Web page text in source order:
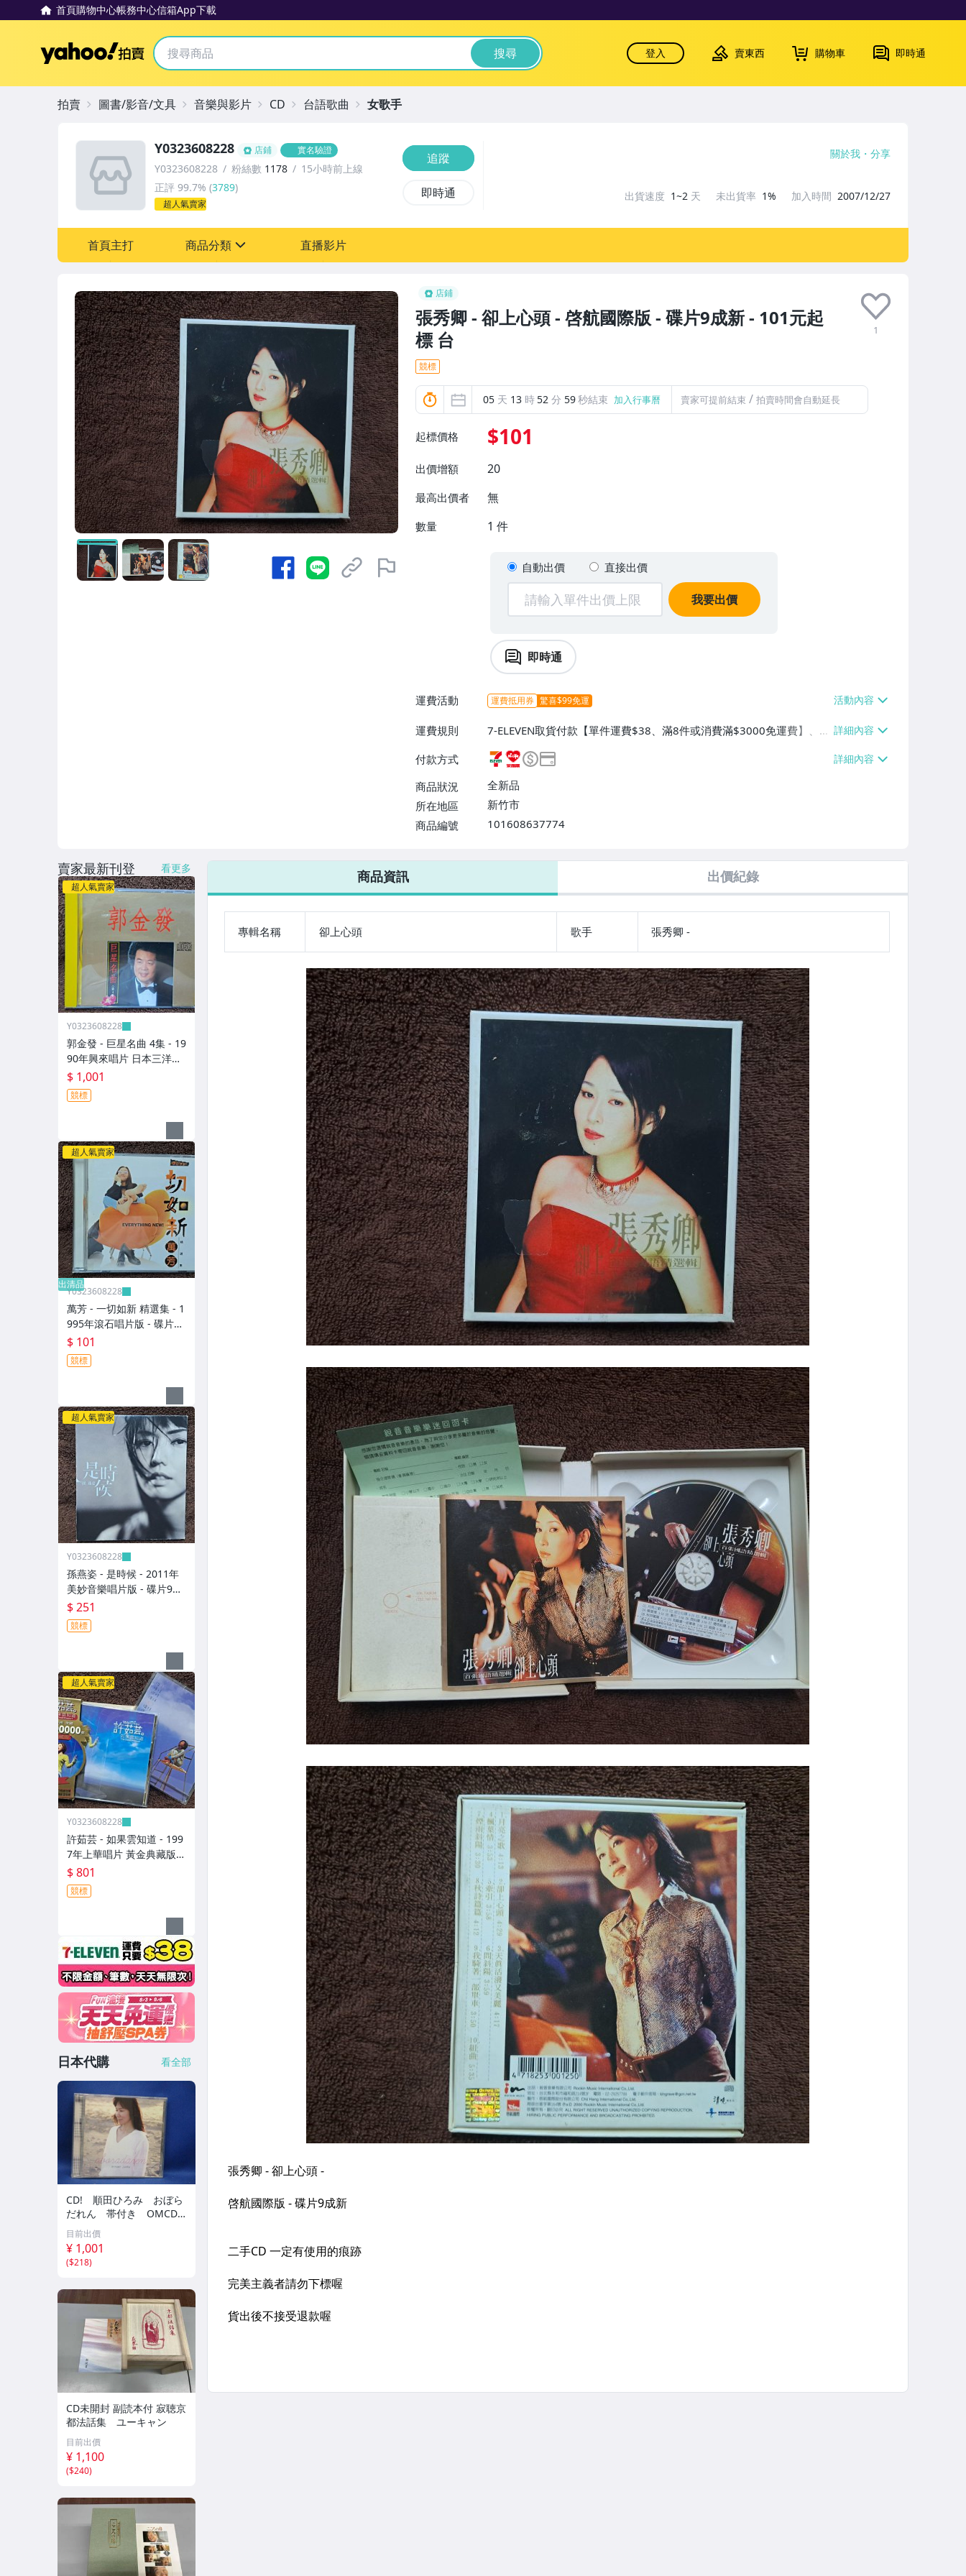
首頁購物中心帳務中心信箱App下載
Yahoo拍賣 搜尋 登入 賣東西 購物車 即時通
店鋪
張秀卿 - 卻上心頭 - 啓航國際版 - 碟片9成新 - 101元起
標 台
1
競標
05 天 13 時 52 分 58秒結束 加入行事曆 賣家可提前結束 / 拍賣時間會自動延長
起標價格 $101
出價增額 20
最高出價者 無
數量 1 件
自動出價 直接出價
我要出價
即時通
運費活動 運費抵用券 驚喜$99免運
運費規則
7-ELEVEN取貨付款【單件運費$38、滿8件或消費滿$3000免運費】、萊
爾富取貨付款【單件運費$60、消費滿$2000免運費】、郵局掛號【單件
運費$60、滿8件或消費滿$3000免運費】
付款方式
商品狀況
全新品
所在地區
新竹市
商品編號
101608637774
7-ELEVEN 運費只要38元
Y0323608228 店鋪 實名驗證
Y0323608228 粉絲數 1178
15小時前上線
正評 99.7% (3789)
超人氣賣家
追蹤
即時通
關於我 分享
出貨速度 1~2 天 未出貨率 1% 加入時間 2007/12/27
首頁主打 商品分類 直播影片
拍賣 圖書/影音/文具 音樂與影片 CD 台語歌曲 女歌手
商品資訊 出價紀錄
專輯名稱 卻上心頭 歌手 張秀卿 -
賣家最新刊登 看更多
超人氣賣家
Y0323608228
郭金發 - 巨星名曲 4集 - 19
90年興來唱片 日本三洋盤
- 碟片9成新 無IFPI - 1001
元起標 M2316
$ 1,001
競標
超人氣賣家
出清品
Y0323608228
萬芳 - 一切如新 精選集 - 1
995年滾石唱片版 - 碟片9
成新 附側標 - 101元起標
M2365
$ 101
競標
超人氣賣家
Y0323608228
孫燕姿 - 是時候 - 2011年
美妙音樂唱片版 - 碟片9成
$ 251
競標
超人氣賣家
Y0323608228
許茹芸 - 如果雲知道 - 199
7年上華唱片 黃金典藏版 -
碟片9成新 附外紙盒+寫真
年曆 - 801元起標 大
$ 801
競標
日本代購 看全部
CD! 順田ひろみ おぼら
だれん 帯付き OMCD-1
6 42405
目前出價
¥ 1,001
($218)
CD未開封 副読本付 寂聴京
都法話集 ユーキャン
目前出價
¥ 1,100
($240)